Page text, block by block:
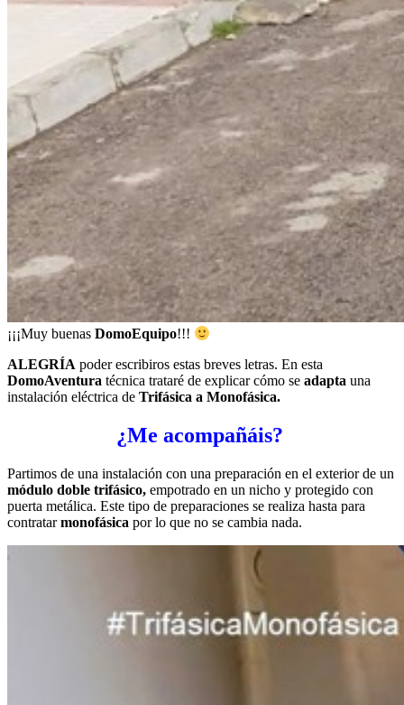
¡¡¡Muy buenas DomoEquipo!!!
ALEGRÍA poder escribiros estas breves letras. En esta
DomoAventura técnica trataré de explicar cómo se adapta una
instalación eléctrica de Trifásica a Monofásica.
¿Me acompañáis?
Partimos de una instalación con una preparación en el exterior de un
módulo doble trifásico, empotrado en un nicho y protegido con
puerta metálica. Este tipo de preparaciones se realiza hasta para
contratarmonofásica por lo que no se cambia nada.